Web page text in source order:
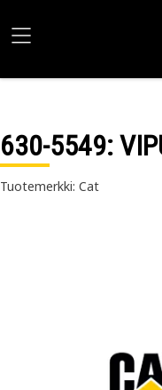
630-5549:
Tuotemerkki: Cat